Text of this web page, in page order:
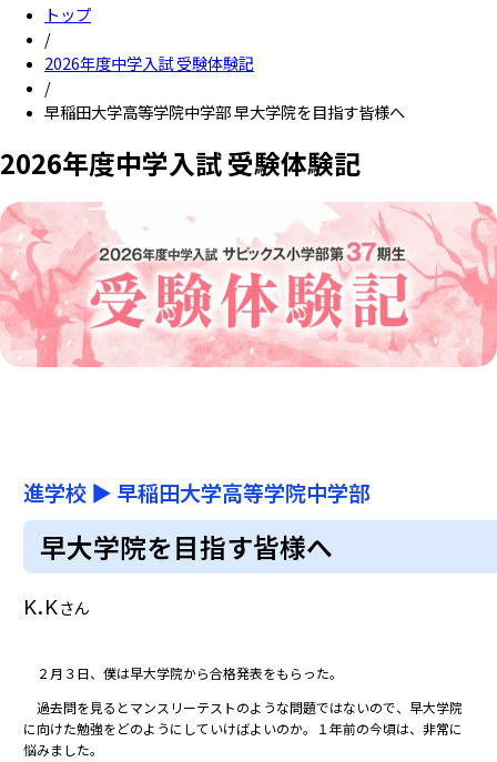
トップ
/
2026年度中学入試 受験体験記
/
早稲田大学高等学院中学部 早大学院を目指す皆様へ
2026年度中学入試 受験体験記
進学校 ▶ 早稲田大学高等学院中学部
早大学院を目指す皆様へ
K.Kさん
２月３日、僕は早大学院から合格発表をもらった。
過去問を見るとマンスリーテストのような問題ではないので、早大学院
に向けた勉強をどのようにしていけばよいのか。１年前の今頃は、非常に
悩みました。